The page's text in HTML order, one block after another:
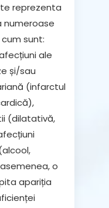
reprezenta
numeroase
sunt:
ale
și/sau
(infarctul
(dilatativă,
o
apariția